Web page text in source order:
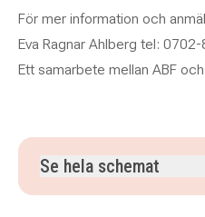
För mer information och
Eva Ragnar Ahlberg tel:
Ett samarbete mellan ABF
Se hela schemat